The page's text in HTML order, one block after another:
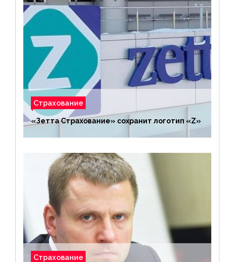
Страхование
«Зетта Страхование» сохранит логотип «Z»
Страхование